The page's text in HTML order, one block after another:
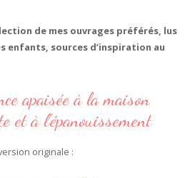
de mes ouvrages préférés, lus
enfants, sources d’inspiration au
apaisée à la maison
et à l’épanouissement
originale :